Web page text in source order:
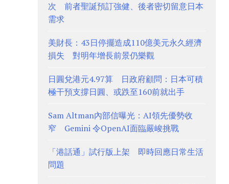
次 前者聖誕預訂強健、後者密切留意日本
需求
美財長：43日停擺造成110億美元永久經濟
損失 對明年增長前景仍樂觀
日圓兌港元4.97算 日政府顧問：日本可積
極干預支撐日圓、或跌至160前就出手
Sam Altman內部信曝光：AI領先優勢收
窄 Gemini 令OpenAI面臨嚴峻挑戰
「港話通」試行版上架 即時回應日常生活
問題